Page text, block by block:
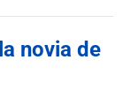
novia de